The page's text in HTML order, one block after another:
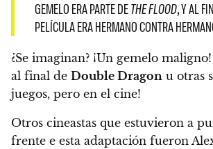
GEMELO ERA PARTE DETHE FLOOD, Y AL
PELÍCULA ERA HERMANO CONTRA
¿Se imaginan? ¡Un gemelo maligno!
al final de Double Dragon u otras
juegos, pero en el cine!
Otros cineastas que estuvieron a
frente e esta adaptación fueron